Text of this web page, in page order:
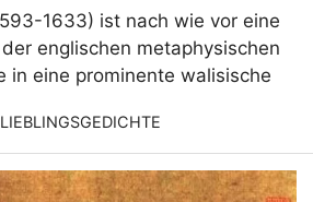
1633) ist nach wie vor eine
englischen metaphysischen
in eine prominente walisische
KATEGORIEN
LIEBLINGSGEDICHTE